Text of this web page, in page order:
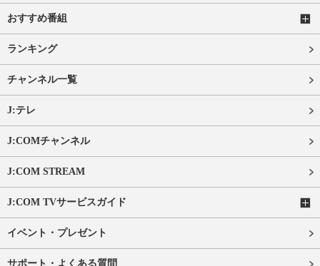
おすすめ番組
ランキング
チャンネル一覧
J:テレ
J:COMチャンネル
J:COM STREAM
J:COM TVサービスガイド
イベント・プレゼント
サポート・よくある質問